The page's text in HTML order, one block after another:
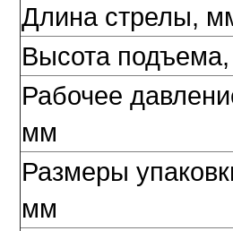
Длина стрелы,
Высота
Рабочее
мм
Размеры
мм